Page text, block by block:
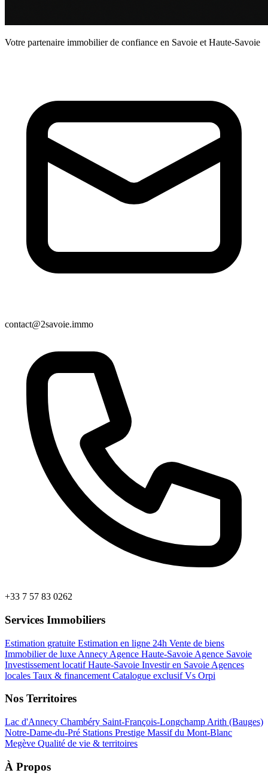
Votre partenaire immobilier de confiance en Savoie et Haute-Savoie
contact@2savoie.immo
+33 7 57 83 0262
Services Immobiliers
Estimation gratuite Estimation en ligne 24h Vente de biens
Immobilier de luxe Annecy Agence Haute-Savoie Agence Savoie
Investissement locatif Haute-Savoie Investir en Savoie Agences
locales Taux & financement Catalogue exclusifVs Orpi
Nos Territoires
Lac d'Annecy Chambéry Saint-François-Longchamp Arith (Bauges)
Notre-Dame-du-Pré Stations Prestige Massif du Mont-Blanc
Megève Qualité de vie & territoires
À Propos